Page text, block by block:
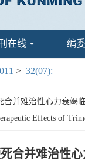
在线 编
> 32(07):
并难治性心力衰竭
Effects of
合并难治性